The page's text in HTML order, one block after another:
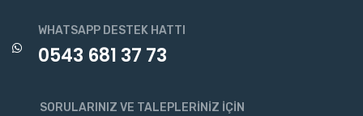
WHATSAPP DESTEK HATTI
0543 681 37 73
SORULARINIZ VE TALEPLERINIZ İÇIN